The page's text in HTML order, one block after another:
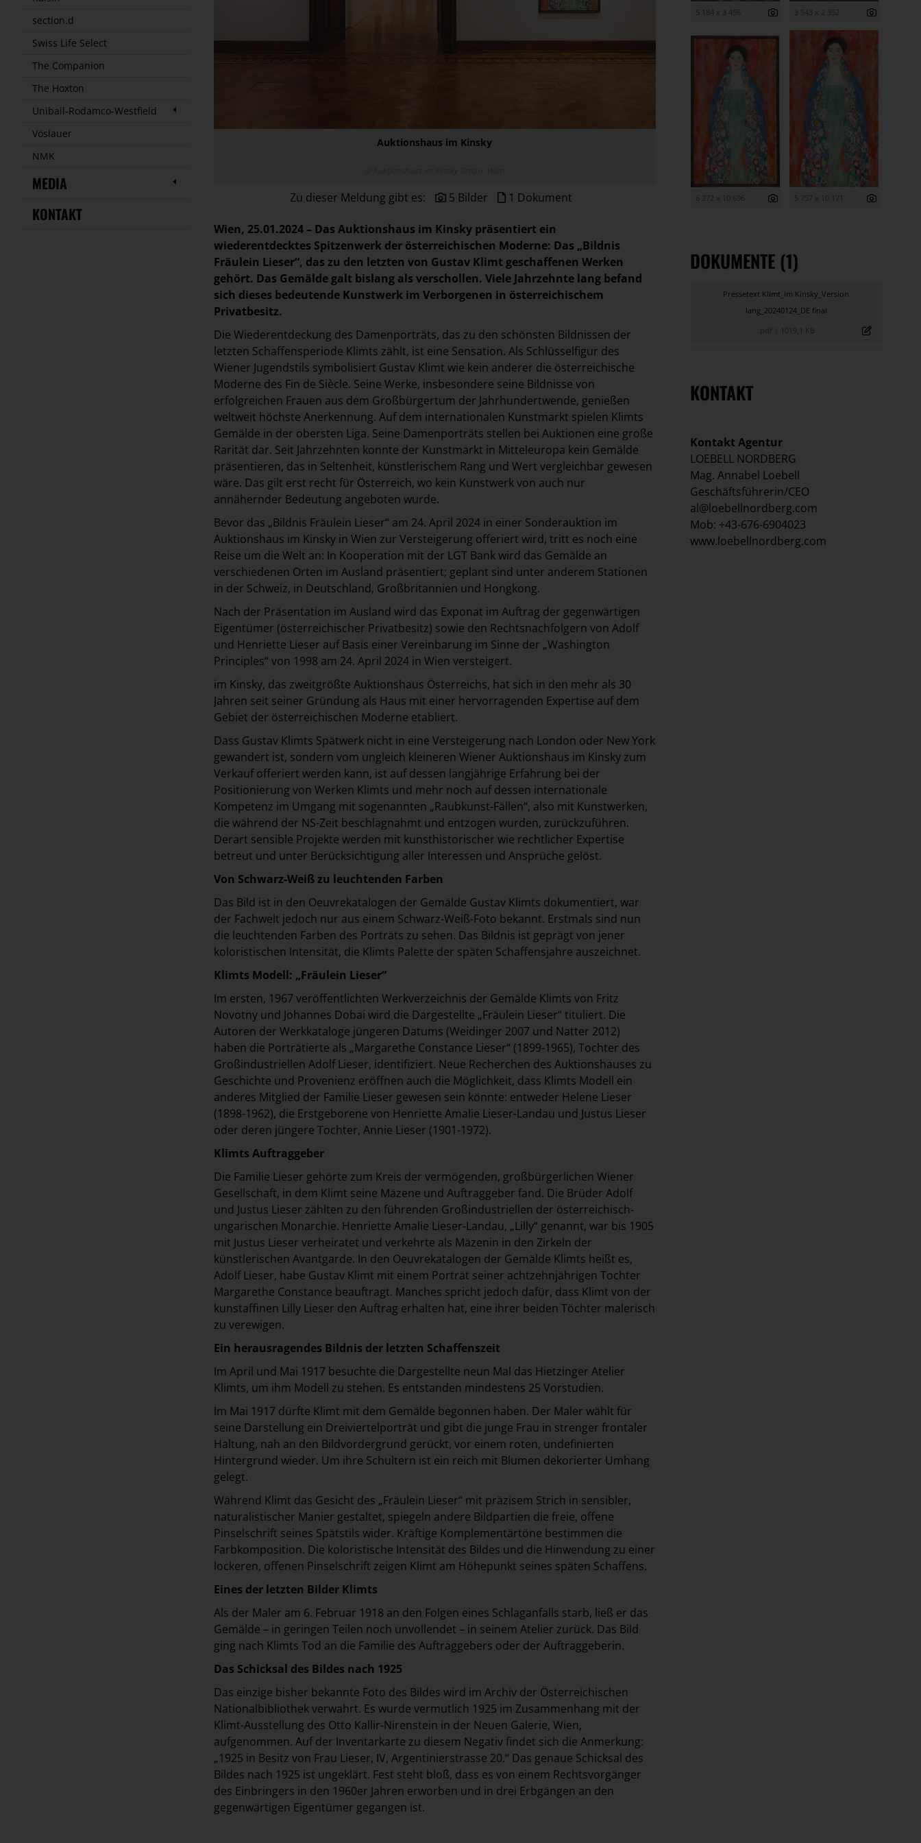
section.d
Swiss Life Select
The Companion
The Hoxton
Unibail-Rodamco-Westfield
Vöslauer
NMK
MEDIA
KONTAKT
Auktionshaus im Kinsky
Zu dieser Meldung gibt es: 5 Bilder 1 Dokument
Wien, 25.01.2024 – Das Auktionshaus im Kinsky präsentiert ein
wiederentdecktes Spitzenwerk der österreichischen Moderne: Das „Bildnis
Fräulein Lieser“, das zu den letzten von Gustav Klimt geschaffenen Werken
gehört. Das Gemälde galt bislang als verschollen. Viele Jahrzehnte lang befand
sich dieses bedeutende Kunstwerk im Verborgenen in österreichischem
Privatbesitz.
Die Wiederentdeckung des Damenporträts, das zu den schönsten Bildnissen der
letzten Schaffensperiode Klimts zählt, ist eine Sensation. Als Schlüsselfigur des
Wiener Jugendstils symbolisiert Gustav Klimt wie kein anderer die österreichische
Moderne des Fin de Siècle. Seine Werke, insbesondere seine Bildnisse von
erfolgreichen Frauen aus dem Großbürgertum der Jahrhundertwende, genießen
weltweit höchste Anerkennung. Auf dem internationalen Kunstmarkt spielen Klimts
Gemälde in der obersten Liga. Seine Damenporträts stellen bei Auktionen eine große
Rarität dar. Seit Jahrzehnten konnte der Kunstmarkt in Mitteleuropa kein Gemälde
präsentieren, das in Seltenheit, künstlerischem Rang und Wert vergleichbar gewesen
wäre. Das gilt erst recht für Österreich, wo kein Kunstwerk von auch nur
annähernder Bedeutung angeboten wurde.
Bevor das „Bildnis Fräulein Lieser“ am 24. April 2024 in einer Sonderauktion im
Auktionshaus im Kinsky in Wien zur Versteigerung offeriert wird, tritt es noch eine
Reise um die Welt an: In Kooperation mit der LGT Bank wird das Gemälde an
verschiedenen Orten im Ausland präsentiert; geplant sind unter anderem Stationen
in der Schweiz, in Deutschland, Großbritannien und Hongkong.
Nach der Präsentation im Ausland wird das Exponat im Auftrag der gegenwärtigen
Eigentümer (österreichischer Privatbesitz) sowie den Rechtsnachfolgern von Adolf
und Henriette Lieser auf Basis einer Vereinbarung im Sinne der „Washington
Principles“ von 1998 am 24. April 2024 in Wien versteigert.
im Kinsky, das zweitgrößte Auktionshaus Österreichs, hat sich in den mehr als 30
Jahren seit seiner Gründung als Haus mit einer hervorragenden Expertise auf dem
Gebiet der österreichischen Moderne etabliert.
Dass Gustav Klimts Spätwerk nicht in eine Versteigerung nach London oder New York
gewandert ist, sondern vom ungleich kleineren Wiener Auktionshaus im Kinsky zum
Verkauf offeriert werden kann, ist auf dessen langjährige Erfahrung bei der
Positionierung von Werken Klimts und mehr noch auf dessen internationale
Kompetenz im Umgang mit sogenannten „Raubkunst-Fällen“, also mit Kunstwerken,
die während der NS-Zeit beschlagnahmt und entzogen wurden, zurückzuführen.
Derart sensible Projekte werden mit kunsthistorischer wie rechtlicher Expertise
betreut und unter Berücksichtigung aller Interessen und Ansprüche gelöst.
Von Schwarz-Weiß zu leuchtenden Farben
Das Bild ist in den Oeuvrekatalogen der Gemälde Gustav Klimts dokumentiert, war
der Fachwelt jedoch nur aus einem Schwarz-Weiß-Foto bekannt. Erstmals sind nun
die leuchtenden Farben des Porträts zu sehen. Das Bildnis ist geprägt von jener
koloristischen Intensität, die Klimts Palette der späten Schaffensjahre auszeichnet.
Klimts Modell: „Fräulein Lieser“
Im ersten, 1967 veröffentlichten Werkverzeichnis der Gemälde Klimts von Fritz
Novotny und Johannes Dobai wird die Dargestellte „Fräulein Lieser“ tituliert. Die
Autoren der Werkkataloge jüngeren Datums (Weidinger 2007 und Natter 2012)
haben die Porträtierte als „Margarethe Constance Lieser“ (1899-1965), Tochter des
Großindustriellen Adolf Lieser, identifiziert. Neue Recherchen des Auktionshauses zu
Geschichte und Provenienz eröffnen auch die Möglichkeit, dass Klimts Modell ein
anderes Mitglied der Familie Lieser gewesen sein könnte: entweder Helene Lieser
(1898-1962), die Erstgeborene von Henriette Amalie Lieser-Landau und Justus Lieser
oder deren jüngere Tochter, Annie Lieser (1901-1972).
Klimts Auftraggeber
Die Familie Lieser gehörte zum Kreis der vermögenden, großbürgerlichen Wiener
Gesellschaft, in dem Klimt seine Mäzene und Auftraggeber fand. Die Brüder Adolf
und Justus Lieser zählten zu den führenden Großindustriellen der österreichisch-
ungarischen Monarchie. Henriette Amalie Lieser-Landau, „Lilly“ genannt, war bis 1905
mit Justus Lieser verheiratet und verkehrte als Mäzenin in den Zirkeln der
künstlerischen Avantgarde. In den Oeuvrekatalogen der Gemälde Klimts heißt es,
Adolf Lieser, habe Gustav Klimt mit einem Porträt seiner achtzehnjährigen Tochter
Margarethe Constance beauftragt. Manches spricht jedoch dafür, dass Klimt von der
kunstaffinen Lilly Lieser den Auftrag erhalten hat, eine ihrer beiden Töchter malerisch
zu verewigen.
Ein herausragendes Bildnis der letzten Schaffenszeit
Im April und Mai 1917 besuchte die Dargestellte neun Mal das Hietzinger Atelier
Klimts, um ihm Modell zu stehen. Es entstanden mindestens 25 Vorstudien.
Im Mai 1917 dürfte Klimt mit dem Gemälde begonnen haben. Der Maler wählt für
seine Darstellung ein Dreiviertelporträt und gibt die junge Frau in strenger frontaler
Haltung, nah an den Bildvordergrund gerückt, vor einem roten, undefinierten
Hintergrund wieder. Um ihre Schultern ist ein reich mit Blumen dekorierter Umhang
gelegt.
Während Klimt das Gesicht des „Fräulein Lieser“ mit präzisem Strich in sensibler,
naturalistischer Manier gestaltet, spiegeln andere Bildpartien die freie, offene
Pinselschrift seines Spätstils wider. Kräftige Komplementärtöne bestimmen die
Farbkomposition. Die koloristische Intensität des Bildes und die Hinwendung zu einer
lockeren, offenen Pinselschrift zeigen Klimt am Höhepunkt seines späten Schaffens.
Eines der letzten Bilder Klimts
Als der Maler am 6. Februar 1918 an den Folgen eines Schlaganfalls starb, ließ er das
Gemälde – in geringen Teilen noch unvollendet – in seinem Atelier zurück. Das Bild
ging nach Klimts Tod an die Familie des Auftraggebers oder der Auftraggeberin.
Das Schicksal des Bildes nach 1925
Das einzige bisher bekannte Foto des Bildes wird im Archiv der Österreichischen
Nationalbibliothek verwahrt. Es wurde vermutlich 1925 im Zusammenhang mit der
Klimt-Ausstellung des Otto Kallir-Nirenstein in der Neuen Galerie, Wien,
aufgenommen. Auf der Inventarkarte zu diesem Negativ findet sich die Anmerkung:
„1925 in Besitz von Frau Lieser, IV, Argentinierstrasse 20.“ Das genaue Schicksal des
Bildes nach 1925 ist ungeklärt. Fest steht bloß, dass es von einem Rechtsvorgänger
des Einbringers in den 1960er Jahren erworben und in drei Erbgängen an den
gegenwärtigen Eigentümer gegangen ist.
5 184 x 3 456 3 543 x 2 352
6 272 x 10 696 5 757 x 10 171
DOKUMENTE (1)
Pressetext Klimt_im Kinsky_Version
lang_20240124_DE final
.pdf
1019,1 KB
KONTAKT
Kontakt Agentur
LOEBELL NORDBERG
Mag. Annabel Loebell
Geschäftsführerin/CEO
al@loebellnordberg.com
Mob: +43-676-6904023
www.loebellnordberg.com